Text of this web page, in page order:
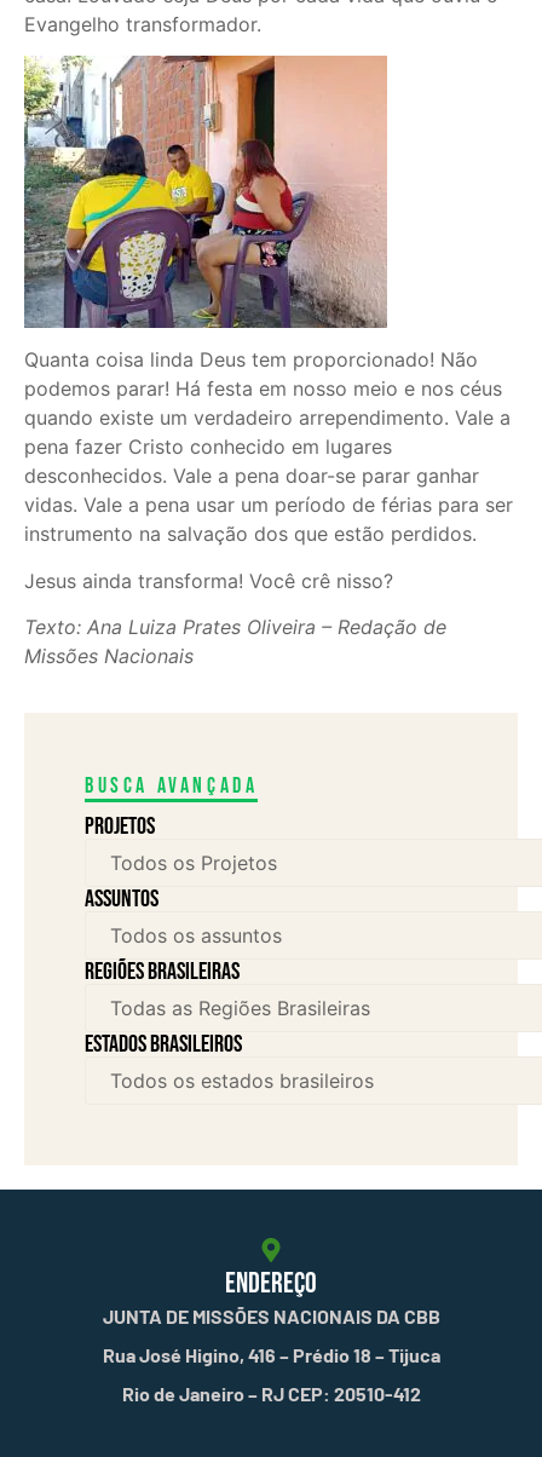
Evangelho transformador.
Quanta coisa linda Deus tem proporcionado! Não
podemos parar! Há festa em nosso meio e nos céus
quando existe um verdadeiro arrependimento. Vale a
pena fazer Cristo conhecido em lugares
desconhecidos. Vale a pena doar-se parar ganhar
vidas. Vale a pena usar um período de férias para ser
instrumento na salvação dos que estão perdidos.
Jesus ainda transforma! Você crê nisso?
Texto: Ana Luiza Prates Oliveira – Redação de
Missões Nacionais
Busca avançada
Projetos
assuntos
Regiões brasileiras
Estados brasileiros
ENDEREÇO
JUNTA DE MISSÕES NACIONAIS DA CBB
Rua José Higino, 416 – Prédio 18 – Tijuca
Rio de Janeiro – RJ CEP: 20510-412